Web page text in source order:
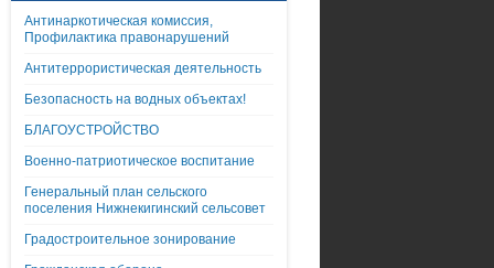
Антинаркотическая комиссия,
Профилактика правонарушений
Антитеррористическая деятельность
Безопасность на водных объектах!
БЛАГОУСТРОЙСТВО
Военно-патриотическое воспитание
Генеральный план сельского
поселения Нижнекигинский сельсовет
Градостроительное зонирование